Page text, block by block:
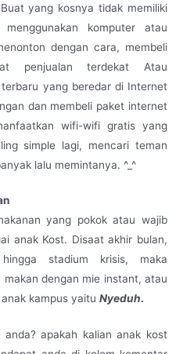
yang kosnya tidak memiliki
komputer atau
dengan cara, membeli
penjualan terdekat Atau
yang beredar di Internet
dan membeli paket internet
wifi-wifi gratis yang
simple lagi, mencari teman
lalu memintanya. ^_^
yang pokok atau wajib
anak Kost. Disaat akhir bulan,
stadium krisis, maka
makan dengan mie instant, atau
anak kampus yaituNyeduh.
anda? apakah kalian anak kost